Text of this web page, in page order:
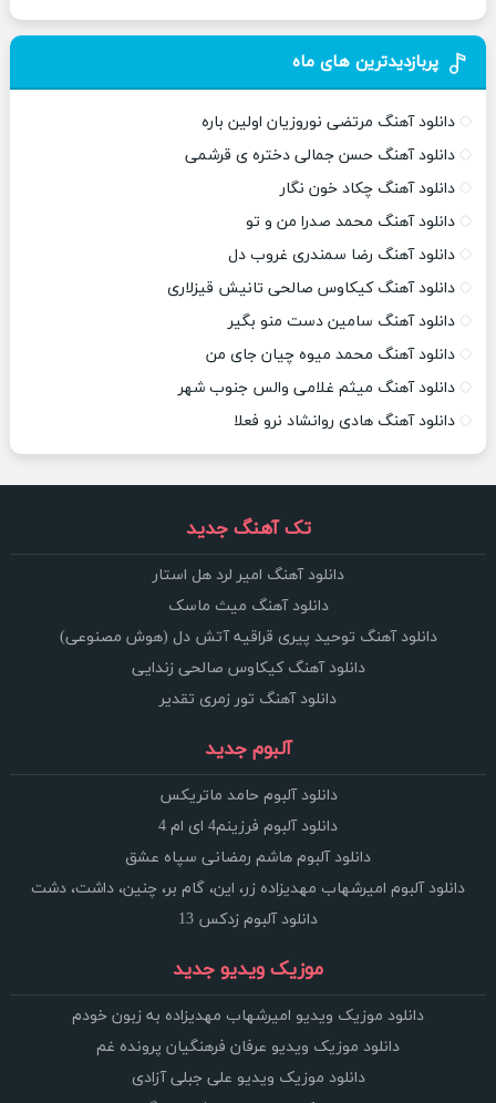
پربازدیدترین های ماه
دانلود آهنگ مرتضی نوروزیان اولین باره
دانلود آهنگ حسن جمالی دختره ی قرشمی
دانلود آهنگ چکاد خون نگار
دانلود آهنگ محمد صدرا من و تو
دانلود آهنگ رضا سمندری غروب دل
دانلود آهنگ کیکاوس صالحی تانیش قیزلاری
دانلود آهنگ سامین دست منو بگیر
دانلود آهنگ محمد میوه چیان جای من
دانلود آهنگ میثم غلامی والس جنوب شهر
دانلود آهنگ هادی روانشاد نرو فعلا
تک آهنگ جدید
دانلود آهنگ امیر لرد هل استار
دانلود آهنگ میث ماسک
دانلود آهنگ توحید پیری قراقیه آتش دل (هوش مصنوعی)
دانلود آهنگ کیکاوس صالحی زندایی
دانلود آهنگ تور زمری تقدیر
آلبوم جدید
دانلود آلبوم حامد ماتریکس
دانلود آلبوم فرزینم4 ای ام 4
دانلود آلبوم هاشم رمضانی سپاه عشق
دانلود آلبوم امیرشهاب مهدیزاده زر، این، گام بر، چنین، داشت، دشت
دانلود آلبوم زدکس 13
موزیک ویدیو جدید
دانلود موزیک ویدیو امیرشهاب مهدیزاده به زبون خودم
دانلود موزیک ویدیو عرفان فرهنگیان پرونده غم
دانلود موزیک ویدیو علی جبلی آزادی